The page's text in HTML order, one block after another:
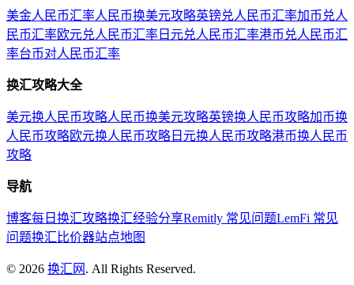
美金人民币汇率人民币换美元攻略英镑兑人民币汇率加币兑人
民币汇率欧元兑人民币汇率 日元兑人民币汇率港币兑人民币汇
率台币对人民币汇率
换汇攻略大全
美元换人民币攻略人民币换美元攻略英镑换人民币攻略加币换
人民币攻略欧元换人民币攻略 日元换人民币攻略港币换人民币
攻略
导航
博客每日换汇攻略换汇经验分享Remitly 常见问题LemFi 常见
问题换汇比价器站点地图
© 2026 换汇网 . All Rights Reserved.